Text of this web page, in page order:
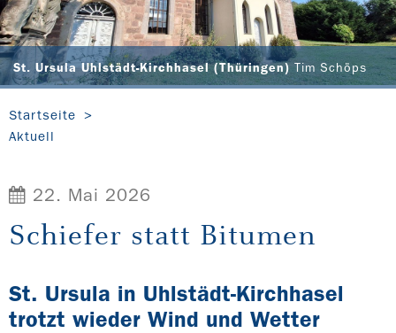
St. Ursula Uhlstädt-Kirchhasel (Thüringen)Tim Schöps
Startseite
Aktuell
22. Mai 2026
Schiefer statt Bitumen
St. Ursula in Uhlstädt-Kirchhasel
trotzt wieder Wind und Wetter